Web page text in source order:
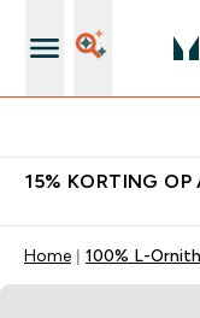
15% KORTING OP
Home 100% L-